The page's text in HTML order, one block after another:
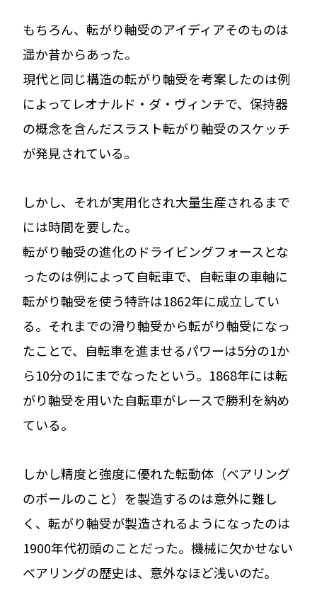
もちろん、転がり軸受のアイディアそのものは
遥か昔からあった。
現代と同じ構造の転がり軸受を考案したのは例
によってレオナルド・ダ・ヴィンチで、保持器
の概念を含んだスラスト転がり軸受のスケッチ
が発見されている。
しかし、それが実用化され大量生産されるまで
には時間を要した。
転がり軸受の進化のドライビングフォースとな
ったのは例によって自転車で、自転車の車軸に
転がり軸受を使う特許は1862年に成立してい
る。それまでの滑り軸受から転がり軸受になっ
たことで、自転車を進ませるパワーは5分の1か
ら10分の1にまでなったという。1868年には転
がり軸受を用いた自転車がレースで勝利を納め
ている。
しかし精度と強度に優れた転動体（ベアリング
のボールのこと）を製造するのは意外に難し
く、転がり軸受が製造されるようになったのは
1900年代初頭のことだった。機械に欠かせない
ベアリングの歴史は、意外なほど浅いのだ。